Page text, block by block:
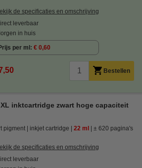
de specificaties en omschrijving
leverbaar
in huis
per ml € 0,60
Bestellen
XL inktcartridge zwart hoge capaciteit
pigment inkjet cartridge 22 ml ± 620 pagina's
de specificaties en omschrijving
leverbaar